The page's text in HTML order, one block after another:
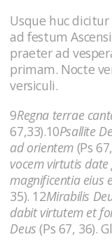
Usque huc
ad festum
praeter ad
primam. Nocte
versiculi.
9Regna terrae
67,33).10Psallite
ad orientem (Ps
vocem virtutis
magnificentia eius
35). 12Mirabilis
dabit virtutem et
Deus(Ps 67, 36).